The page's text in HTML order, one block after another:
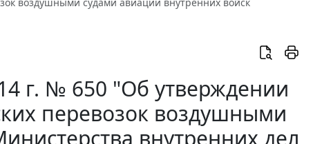
г. № 650 "Об утверждении
перевозок воздушными
внутренних дел